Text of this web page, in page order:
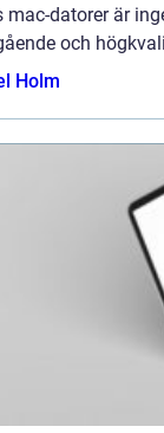
mac-datorer är
och
Holm